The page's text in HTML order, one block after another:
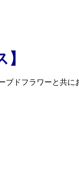
ブドフラワーと共に